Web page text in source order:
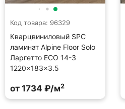
Код товара: 96329
Кварцвиниловый SPC
ламинат Alpine Floor Solo
Ларгетто ECO 14-3
1220×183×3.5
от 1734 ₽/м2